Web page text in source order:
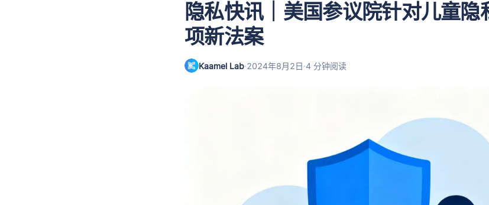
隐私快讯｜美国参议院针对儿童隐
项新法案
Kaamel Lab·2024年8月2日·4 分钟阅读